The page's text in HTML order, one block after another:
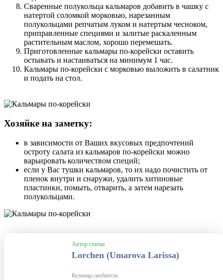
Сваренные полукольца кальмаров добавить в чашку с
натертой соломкой морковью, нарезанным
полукольцами репчатым луком и натертым чесноком,
приправленные специями и залитые раскаленным
растительным маслом, хорошо перемешать.
Приготовленные кальмары по-корейски оставить
остывать и настаиваться на минимум 1 час.
Кальмары по-корейски с морковью выложить в салатник
и подать на стол.
Хозяйке на заметку:
в зависимости от Ваших вкусовых предпочтений
остроту салата из кальмаров по-корейски можно
варьировать количеством специй;
если у Вас тушки кальмаров, то их надо почистить от
пленок внутри и снаружи, удалить хитиновые
пластинки, помыть, отварить, а затем нарезать
полукольцами.
Автор статьи
Lorchen (Umarova Larissa)
Кулинар-любитель